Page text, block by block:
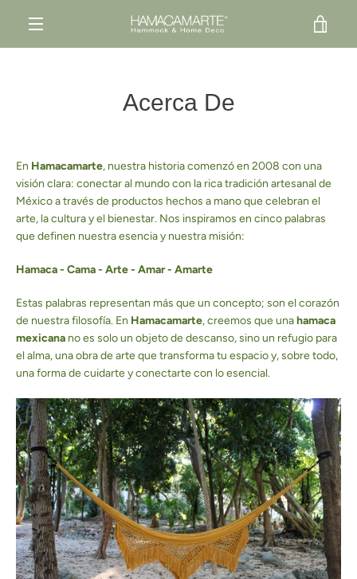
directamente
Acerca De
En Hamacamarte, nuestra historia comenzó en 2008 con una
visión clara: conectar al mundo con la rica tradición artesanal de
México a través de productos hechos a mano que celebran el
arte, la cultura y el bienestar. Nos inspiramos en cinco palabras
que definen nuestra esencia y nuestra misión:
Hamaca - Cama - Arte - Amar - Amarte
Estas palabras representan más que un concepto; son el corazón
de nuestra filosofía. En Hamacamarte, creemos que unahamaca
mexicana no es solo un objeto de descanso, sino un refugio para
el alma, una obra de arte que transforma tu espacio y, sobre todo,
una forma de cuidarte y conectarte con lo esencial.